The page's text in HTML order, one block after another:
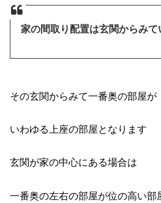
家の間取り配置は玄関からみて
その玄関からみて一番奥の部屋が
いわゆる上座の部屋となります
玄関が家の中心にある場合は
一番奥の左右の部屋が位の高い部